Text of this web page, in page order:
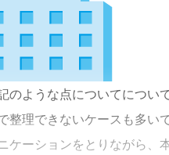
ような点についてについ
整理できないケースも多い
ケーションをとりながら、